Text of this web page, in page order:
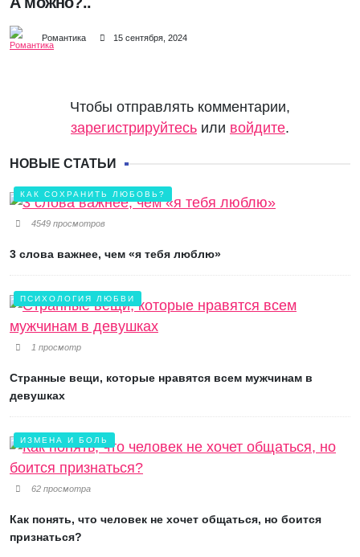
Романтика 15 сентября, 2024
Чтобы отправлять комментарии,
зарегистрируйтесь или войдите.
НОВЫЕ СТАТЬИ
КАК СОХРАНИТЬ ЛЮБОВЬ?
4549 просмотров
3 слова важнее, чем «я тебя люблю»
ПСИХОЛОГИЯ ЛЮБВИ
1 просмотр
Странные вещи, которые нравятся всем мужчинам в
девушках
ИЗМЕНА И БОЛЬ
62 просмотра
Как понять, что человек не хочет общаться, но боится
признаться?